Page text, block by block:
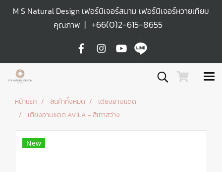
M S Natural Design เฟอร์นิเจอร์สนาม เฟอร์นิเจอร์หวายเทียม
คุณภาพ | +66(0)2-615-8655
หน้าแรก สินค้าทั้งหมด
เตียงอาบแดด
เตียงอาบแดด AVILA - สีเทาสว่าง
New